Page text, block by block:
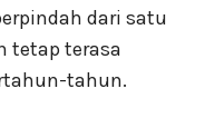
dari satu
tetap terasa
tahun.